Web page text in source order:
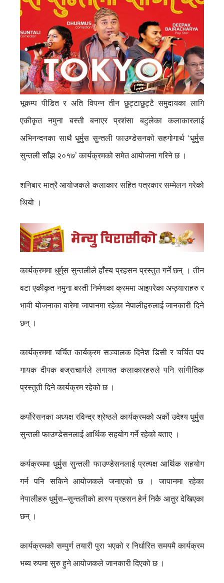
भूकम्प पीडित र अति विपन्न तीन छुट्टाछुट्टै समुदायका लागि
एकीकृत नमुना बस्ती बनाएर प्रशंसा बटुलेका कलाकारलाई
अभिनन्दनका साथै धुर्मुस सुन्तली फाउण्डेसनको सहगोगार्थ ‘धुर्मुस
सुन्तली साँझ २०१७’ कार्यक्रमको समेत आयोजना गरिने छ ।
शनिबार मात्रै आयोजकले कलाकार सहित पत्रकार सम्मेलन गरेको
थियो ।
कार्यक्रममा धुर्मुस सुन्तलीले हाँस्य प्रहसन प्रस्तुत गर्ने छन् । तीन
वटा एकीकृत नमुना बस्ती निर्मणका क्रममा आइपरेका अप्ठ्याराहरु र
भावी योजनाका बारेमा जापानमा रहेका नेपालीहरुलाई जानकारी दिने
छन् ।
कार्यक्रममा चर्चित कार्यक्रम सञ्चालक दिनेश डिसी र चर्चित पप
गायक दीपक बज्राचार्यले लगायत कलाकारहरुले पनि सांगीतिक
प्रस्तुती दिने कार्यक्रम रहेको छ ।
कर्पोरेसनका अध्यक्ष रविन्द्र श्रेष्ठले कार्यक्रमको अर्को उदेश्य धुर्मुस
सुन्तली फाउण्डेसनलाई आर्थिक सहयोग गर्ने रहेको बताए ।
कर्यक्रममा धुर्मुस सुन्तली फाउण्डेसनलाई प्रत्यक्ष आर्थिक सहयोग
गर्न पनि सकिने आयोजकले जनाएको छ । जापानमा रहेका
नेपालीहरु धुर्मुस–सुन्तलीको हास्य प्रहसन हेर्न निकै आतुर देखिएका
छन् ।
कार्यक्रमको सम्पुर्ण तयारी पुरा भएको र निर्धारित समयमै कार्यक्रम
भब्य रुपमा सुरु हुने आयोजकले जानकारी दिएको छ ।